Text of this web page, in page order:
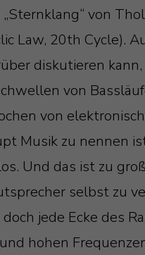
„Sternklang“ von
Law, 20th Cycle).
diskutieren
von
von
Musik zu nennen
Und das ist zu
selbst zu
jede Ecke des
hohen